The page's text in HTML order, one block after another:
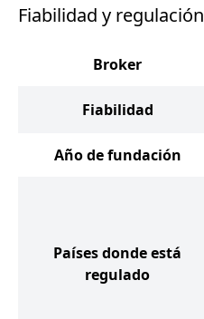
Fiabilidad y regulación
Broker
Fiabilidad
Año de fundación
Países donde está
regulado